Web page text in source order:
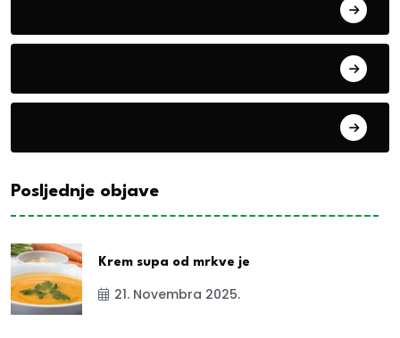
Posljednje objave
Krem supa od mrkve je
21. Novembra 2025.